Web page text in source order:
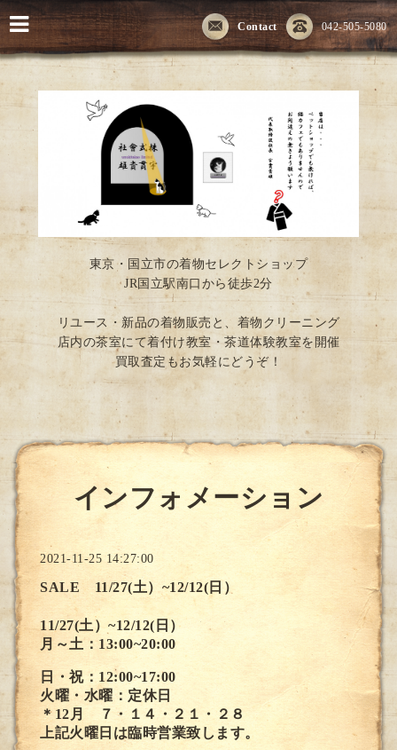
042-505-5080
Contact
東京・国立市の着物セレクトショップ
JR国立駅南口から徒歩2分
リユース・新品の着物販売と、着物クリーニング
店内の茶室にて着付け教室・茶道体験教室を開催
買取査定もお気軽にどうぞ！
インフォメーション
2021-11-25 14:27:00
SALE 11/27(土）~12/12(日）
11/27(土）~12/12(日）
月～土：13:00~20:00
日・祝：12:00~17:00
火曜・水曜：定休日
＊12月 ７・１４・２１・２８
上記火曜日は臨時営業致します。